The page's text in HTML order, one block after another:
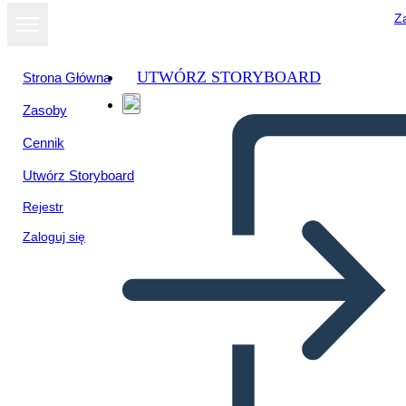
Strona Główna
Zasoby
Cennik
Utwórz Storyboard
Rejestr
Zaloguj się
UTWÓRZ STORYBOARD